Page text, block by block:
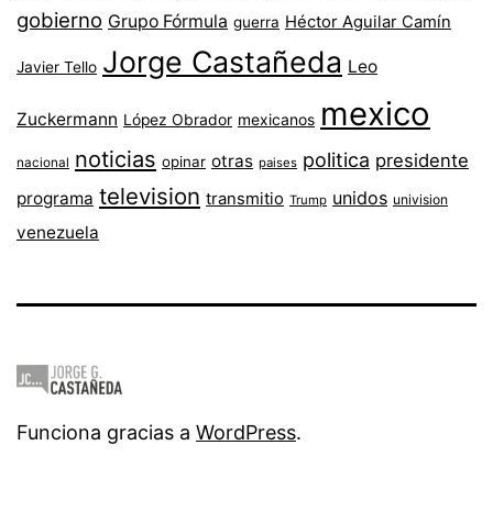
gobierno Grupo Fórmula guerra Héctor Aguilar Camín
Javier Tello Jorge Castañeda Leo
Zuckermann López Obrador mexicanos mexico
nacional noticias opinar otras paises politica presidente
programa television transmitio Trump unidos univision
venezuela
Funciona gracias a WordPress.